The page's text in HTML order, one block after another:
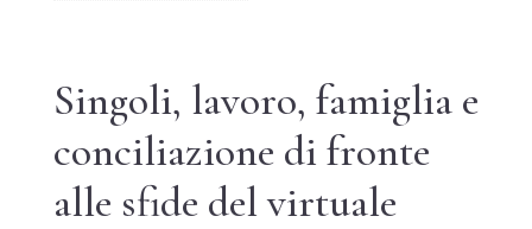
Singoli, lavoro, famiglia e
conciliazione di fronte
alle sfide del virtuale